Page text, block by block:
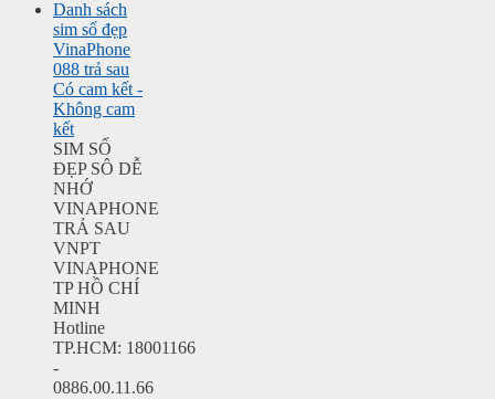
Danh sách
sim số đẹp
VinaPhone
088 trả sau
Có cam kết -
Không cam
kết
SIM SỐ
ĐẸP SÔ DỄ
NHỚ
VINAPHONE
TRẢ SAU
VNPT
VINAPHONE
TP HỒ CHÍ
MINH
Hotline
TP.HCM: 18001166
-
0886.00.11.66